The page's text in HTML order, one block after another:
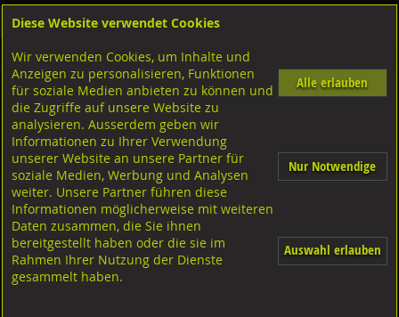
Shop Schrauben Senkkopfschrauben
Holzschrauben / Spanplattenschrauben
Diverse Ausführungen
Diese Website verwendet Cookies
Wir verwenden Cookies, um Inhalte und
Anzeigen zu personalisieren, Funktionen
für soziale Medien anbieten zu können und
die Zugriffe auf unsere Website zu
analysieren. Ausserdem geben wir
Informationen zu Ihrer Verwendung
unserer Website an unsere Partner für
soziale Medien, Werbung und Analysen
weiter. Unsere Partner führen diese
Informationen möglicherweise mit weiteren
Daten zusammen, die Sie ihnen
bereitgestellt haben oder die sie im
Rahmen Ihrer Nutzung der Dienste
gesammelt haben.
Alle erlauben
Nur Notwendige
Auswahl erlauben